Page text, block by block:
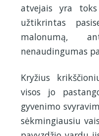
atvejais yra
užtikrintas
malonumą,
nenaudingumas
Kryžius
visos jo
gyvenimo
sėkmingiausiu